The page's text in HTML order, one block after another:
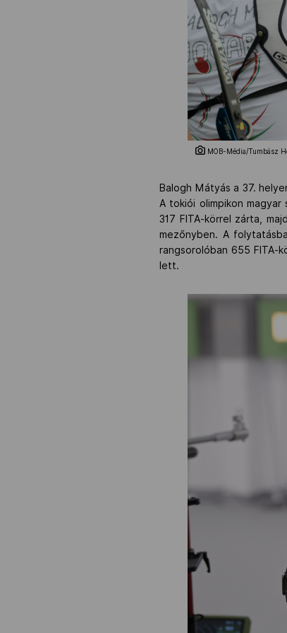
MOB-Média/Tumbász
Balogh Mátyás a 37.
A tokiói olimpikon
317 FITA-körrel zárta,
mezőnyben. A
rangsorolóban 655 FITA-
lett.